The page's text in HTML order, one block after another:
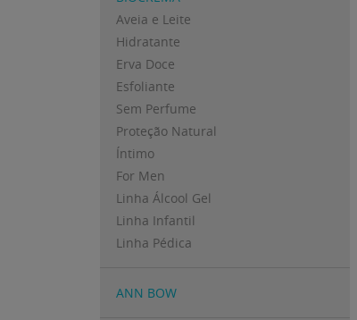
Aveia e Leite
Hidratante
Erva Doce
Esfoliante
Sem Perfume
Proteção Natural
Íntimo
For Men
Linha Álcool Gel
Linha Infantil
Linha Pédica
ANN BOW